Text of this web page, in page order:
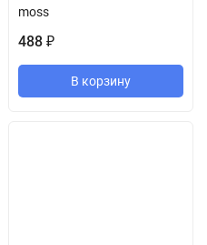
moss
488 ₽
В корзину